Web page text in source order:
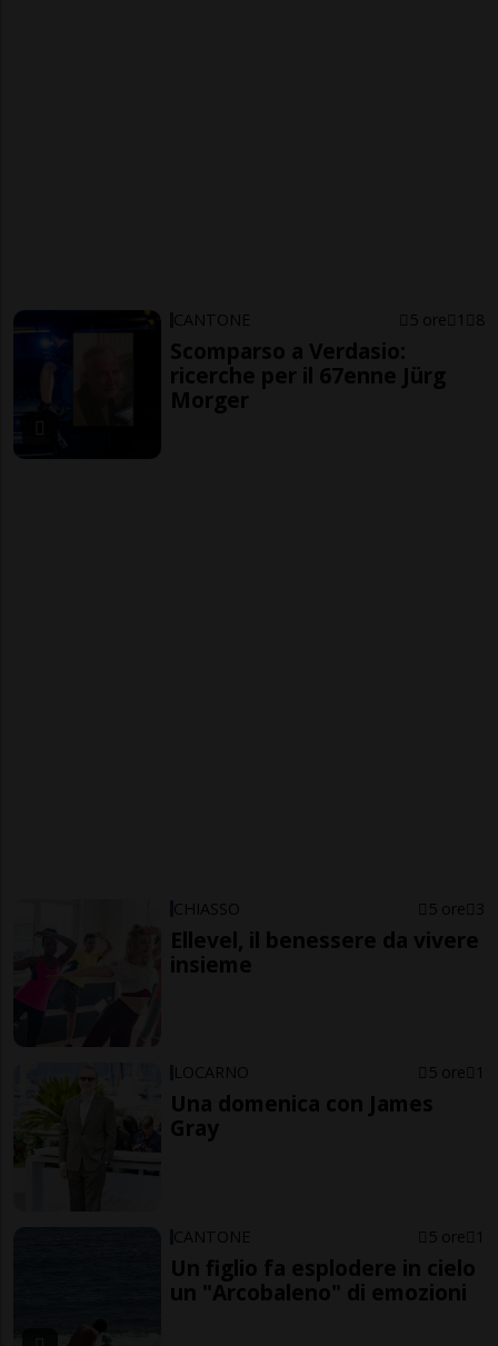
CANTONE 5 ore 1 8
Scomparso a Verdasio:
ricerche per il 67enne Jürg
Morger
CHIASSO 5 ore 3
Ellevel, il benessere da vivere
insieme
LOCARNO 5 ore 1
Una domenica con James
Gray
CANTONE 5 ore 1
Un figlio fa esplodere in cielo
un "Arcobaleno" di emozioni